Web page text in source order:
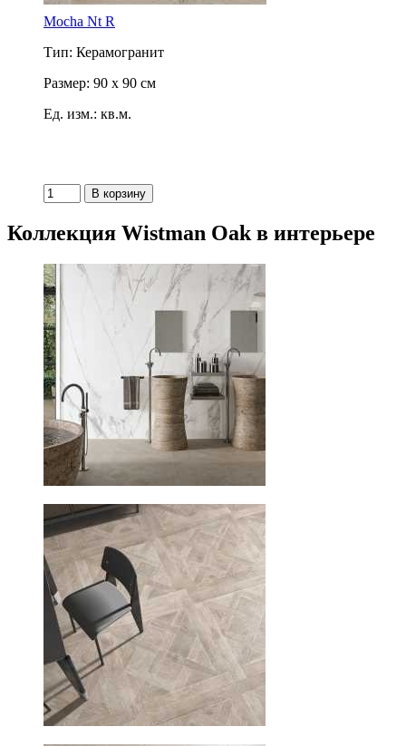
Mocha Nt R
Тип: Керамогранит
Размер: 90 x 90 см
Ед. изм.: кв.м.
Коллекция Wistman Oak в интерьере